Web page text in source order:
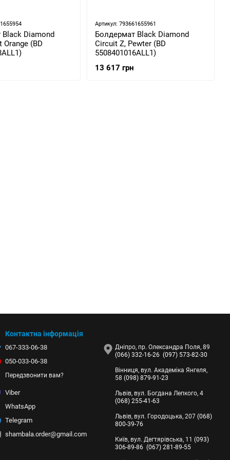
Diamond
Orange (BD
Артикул: 793661655961
Болдермат Black Diamond
Circuit Z, Pewter (BD
5508401016ALL1)
13 617 грн
Контактна інформація
067-333-06-38
050-033-06-38
Передзвонити вам?
Viber
WhatsApp
Telegram
shambala.order@gmail.com
Дніпро, пр. Олександра Поля, 89
(066) 332-16-26 (097) 573-82-30
Вінниця, вул. Академіка Янгеля,
58 (098) 879-91-23
Львів, вул. Богдана Лепкого, 4
(068) 255-41-63
Львів, вул. Городоцька, 207 (068)
800-39-76
Київ, вул. Дегтярівська, 11 (093)
306-89-86 (067) 281-89-55